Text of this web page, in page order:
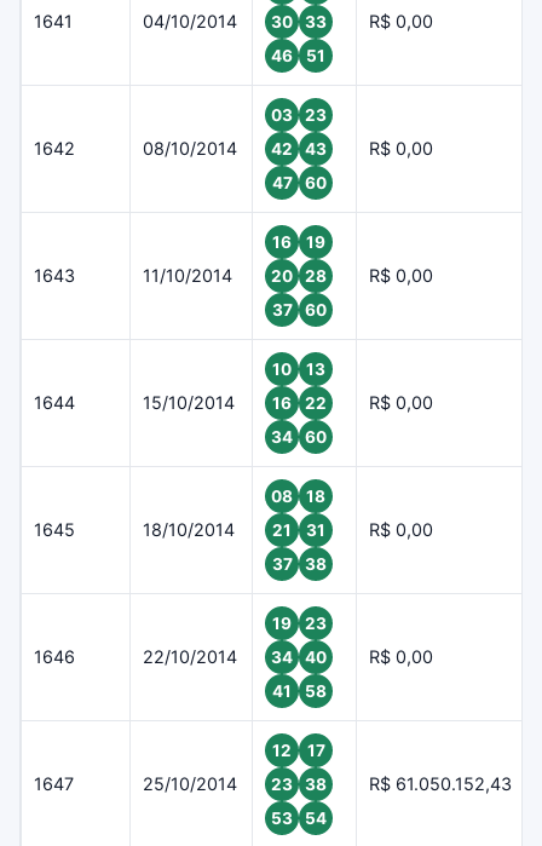
1641 04/10/2014
30
33
46
51
R$ 0,00
1642 08/10/2014
03
23
42
43
47
60
R$ 0,00
1643 11/10/2014
16
19
20
28
37
60
R$ 0,00
1644 15/10/2014
10
13
16
22
34
60
R$ 0,00
1645 18/10/2014
08
18
21
31
37
38
R$ 0,00
1646 22/10/2014
19
23
34
40
41
58
R$ 0,00
1647 25/10/2014
12
17
23
38
53
54
R$ 61.050.152,43